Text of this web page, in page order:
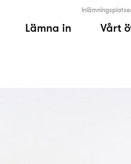
Lämna in Vårt